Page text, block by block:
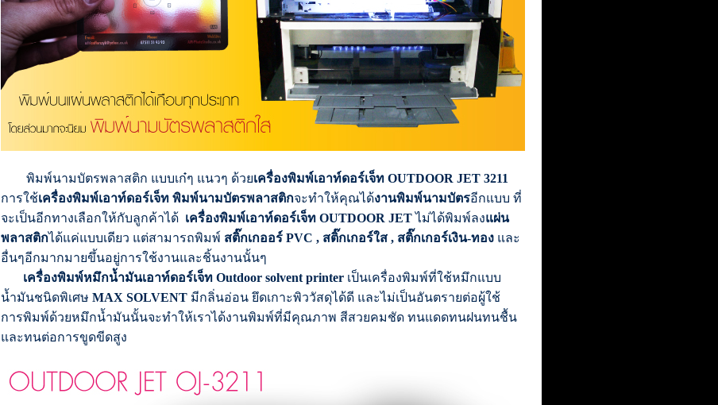
พิมพ์นามบัตรพลาสติก แบบเก๋ๆ แนวๆ ด้วยเครื่องพิมพ์เอาท์ดอร์เจ็ท OUTDOOR JET 3211
การใช้เครื่องพิมพ์เอาท์ดอร์เจ็ท พิมพ์นามบัตรพลาสติกจะทำให้คุณได้งานพิมพ์นามบัตรอีกแบบ ที่
จะเป็นอีกทางเลือกให้กับลูกค้าได้ เครื่องพิมพ์เอาท์ดอร์เจ็ท OUTDOOR JETไม่ได้พิมพ์ลงแผ่น
พลาสติกได้แค่แบบเดียว แต่สามารถพิมพ์ สติ๊กเกออร์ PVC , สติ๊กเกอร์ใส , สติ๊กเกอร์เงิน-ทอง และ
อื่นๆอีกมากมายขึ้นอยู่การใช้งานและชิ้นงานนั้นๆ
เครื่องพิมพ์หมึกน้ำมันเอาท์ดอร์เจ็ท Outdoor solvent printerเป็นเครื่องพิมพ์ที่ใช้หมึกแบบ
น้ำมันชนิดพิเศษ MAX SOLVENTมีกลิ่นอ่อน ยึดเกาะพิววัสดุได้ดี และไม่เป็นอันตรายต่อผู้ใช้
การพิมพ์ด้วยหมึกน้ำมันนั้นจะทำให้เราได้งานพิมพ์ที่มีคุณภาพ สีสวยคมชัด ทนแดดทนฝนทนชื้น
และทนต่อการขูดขีดสูง